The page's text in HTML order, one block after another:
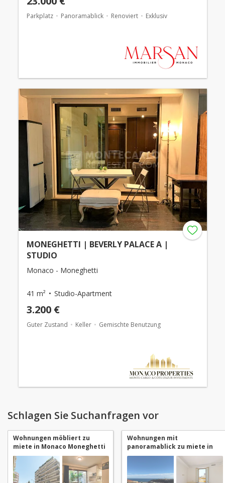
Parkplatz Panoramablick Renoviert Exklusiv
MONEGHETTI | BEVERLY PALACE A |
STUDIO
Monaco - Moneghetti
41 m² Studio-Apartment
3.200 €
Guter Zustand Keller Gemischte Benutzung
Schlagen Sie Suchanfragen vor
Wohnungen möbliert zu
miete in Monaco Moneghetti
Wohnungen mit
panoramablick zu miete in
Monaco Moneghetti